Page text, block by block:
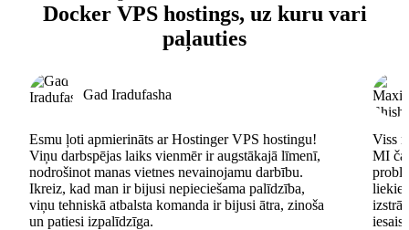
Docker VPS hostings, uz kuru vari
paļauties
Gad Iradufasha
Esmu ļoti apmierināts ar Hostinger VPS hostingu!
Viņu darbspējas laiks vienmēr ir augstākajā līmenī,
nodrošinot manas vietnes nevainojamu darbību.
Ikreiz, kad man ir bijusi nepieciešama palīdzība,
viņu tehniskā atbalsta komanda ir bijusi ātra, zinoša
un patiesi izpalīdzīga.
Viss
MI